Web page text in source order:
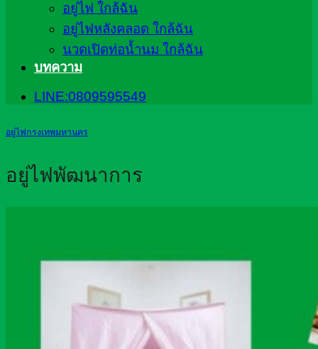
อยู่ไฟ ใกล้ฉัน
อยู่ไฟหลังคลอด ใกล้ฉัน
นวดเปิดท่อน้ำนม ใกล้ฉัน
บทความ
LINE:0809595549
อยู่ไฟกรุงเทพมหานคร
อยู่ไฟพัฒนาการ